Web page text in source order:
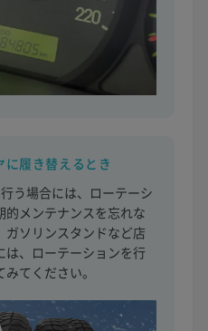
履き替えるとき
う場合には、ローテーシ
的メンテナンスを忘れな
ガソリンスタンドなど店
は、ローテーションを行
てください。